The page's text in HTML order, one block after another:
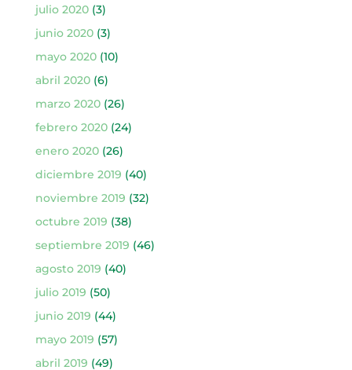
julio 2020(3)
junio 2020(3)
mayo 2020(10)
abril 2020(6)
marzo 2020(26)
febrero 2020(24)
enero 2020(26)
diciembre 2019 (40)
noviembre 2019 (32)
octubre 2019 (38)
septiembre 2019 (46)
agosto 2019 (40)
julio 2019 (50)
junio 2019 (44)
mayo 2019 (57)
abril 2019 (49)